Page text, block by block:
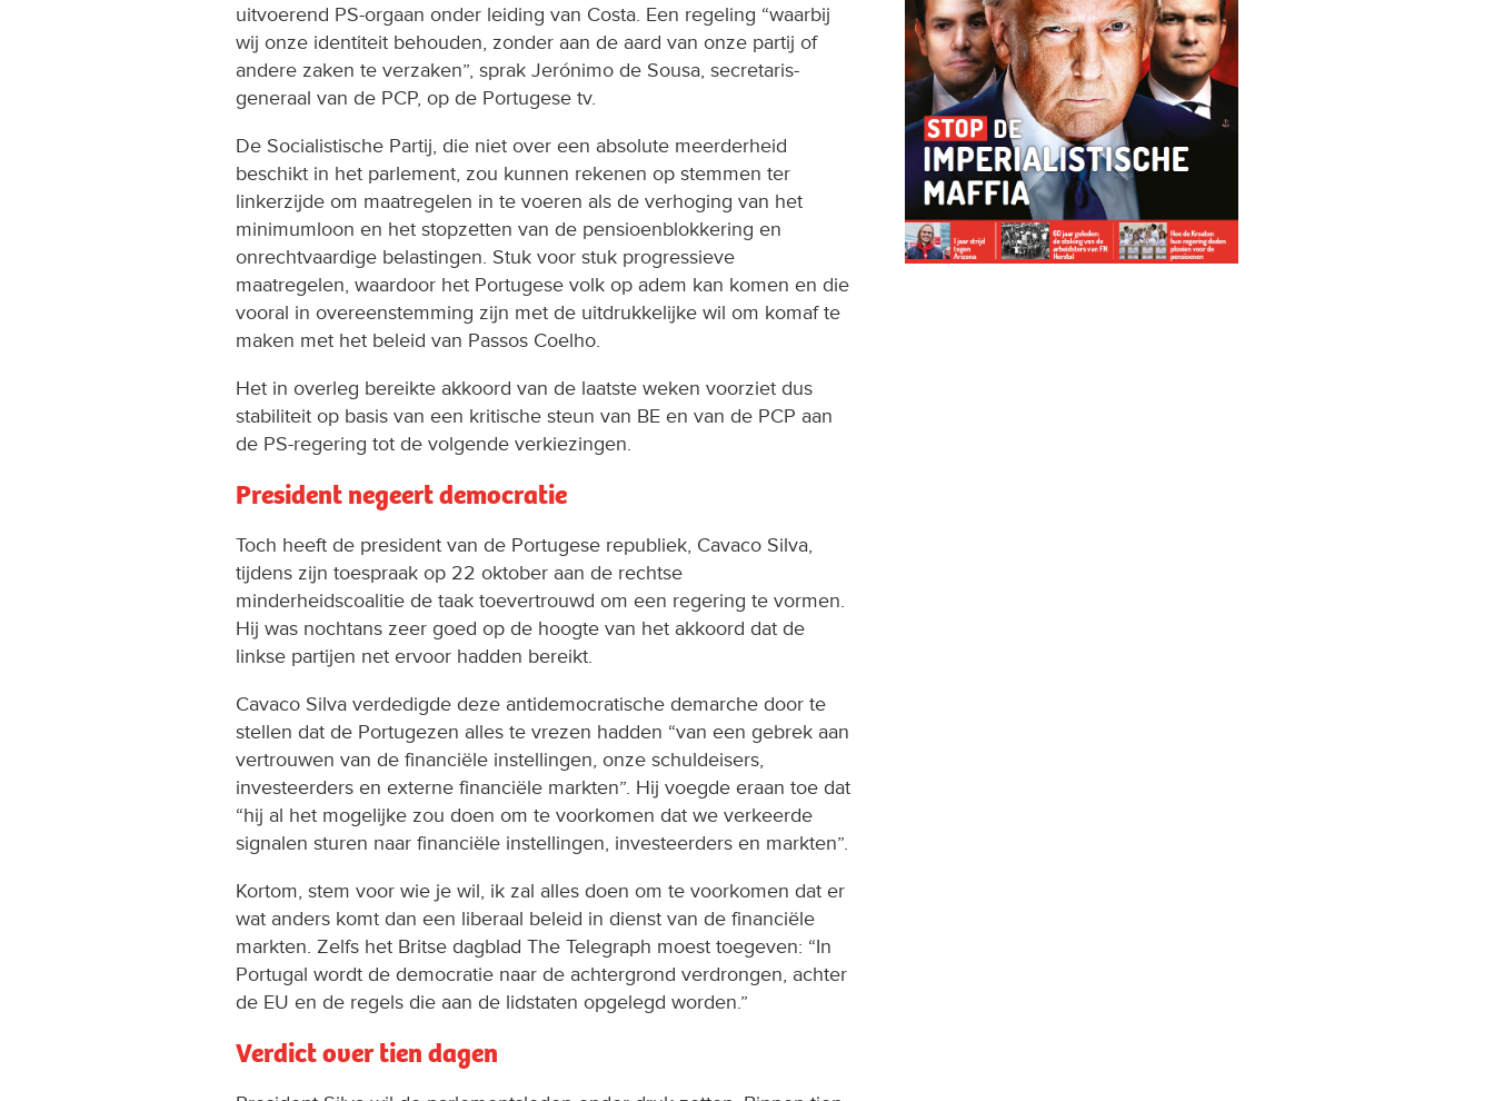
uitvoerend PS-orgaan onder leiding van Costa. Een regeling “waarbij
wij onze identiteit behouden, zonder aan de aard van onze partij of
andere zaken te verzaken”, sprak Jerónimo de Sousa, secretaris-
generaal van de PCP, op de Portugese tv.
De Socialistische Partij, die niet over een absolute meerderheid
beschikt in het parlement, zou kunnen rekenen op stemmen ter
linkerzijde om maatregelen in te voeren als de verhoging van het
minimumloon en het stopzetten van de pensioenblokkering en
onrechtvaardige belastingen. Stuk voor stuk progressieve
maatregelen, waardoor het Portugese volk op adem kan komen en die
vooral in overeenstemming zijn met de uitdrukkelijke wil om komaf te
maken met het beleid van Passos Coelho.
Het in overleg bereikte akkoord van de laatste weken voorziet dus
stabiliteit op basis van een kritische steun van BE en van de PCP aan
de PS-regering tot de volgende verkiezingen.
President negeert democratie
Toch heeft de president van de Portugese republiek, Cavaco Silva,
tijdens zijn toespraak op 22 oktober aan de rechtse
minderheidscoalitie de taak toevertrouwd om een regering te vormen.
Hij was nochtans zeer goed op de hoogte van het akkoord dat de
linkse partijen net ervoor hadden bereikt.
Cavaco Silva verdedigde deze antidemocratische demarche door te
stellen dat de Portugezen alles te vrezen hadden “van een gebrek aan
vertrouwen van de financiële instellingen, onze schuldeisers,
investeerders en externe financiële markten”. Hij voegde eraan toe dat
“hij al het mogelijke zou doen om te voorkomen dat we verkeerde
signalen sturen naar financiële instellingen, investeerders en markten”.
Kortom, stem voor wie je wil, ik zal alles doen om te voorkomen dat er
wat anders komt dan een liberaal beleid in dienst van de financiële
markten. Zelfs het Britse dagblad The Telegraph moest toegeven: “In
Portugal wordt de democratie naar de achtergrond verdrongen, achter
de EU en de regels die aan de lidstaten opgelegd worden.”
Verdict over tien dagen